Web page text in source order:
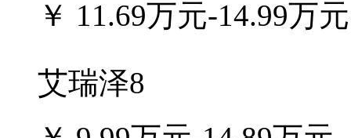
￥ 11.69万元-14.99万元
艾瑞泽8